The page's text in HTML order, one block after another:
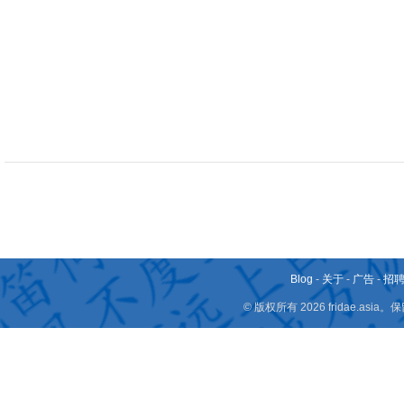
Blog - 关于 - 广告 -招
© 版权所有 2026 fridae.asia。